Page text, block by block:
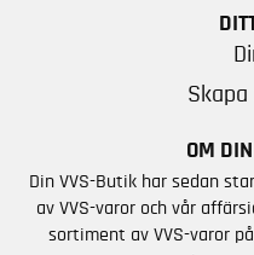
OM
Din VVS-Butik har sedan
av VVS-varor och vår
sortiment av VVS-varor